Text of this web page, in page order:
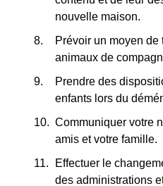
nouvelle maison.
Prévoir un moyen de
animaux de
Prendre des
enfants lors du
Communiquer votre
amis et votre famille.
Effectuer le
des administrations